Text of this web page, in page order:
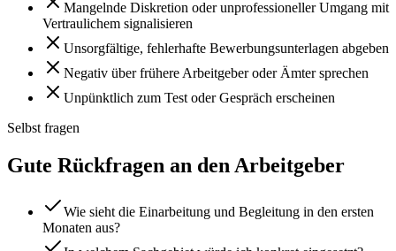
Mangelnde Diskretion oder unprofessioneller Umgang mit
Vertraulichem signalisieren
Unsorgfältige, fehlerhafte Bewerbungsunterlagen abgeben
Negativ über frühere Arbeitgeber oder Ämter sprechen
Unpünktlich zum Test oder Gespräch erscheinen
Selbst fragen
Gute Rückfragen an den Arbeitgeber
Wie sieht die Einarbeitung und Begleitung in den ersten
Monaten aus?